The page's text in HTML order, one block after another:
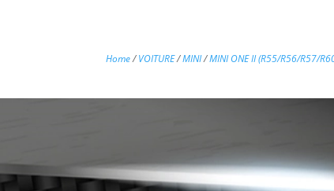
Home/VOITURE/MINI/MINI ONE II (R55/R56/R57/